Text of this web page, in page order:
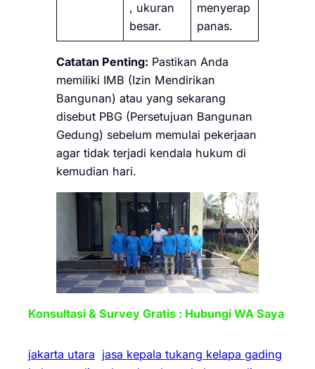
, ukuran
besar.
menyerap
panas.
Catatan Penting: Pastikan Anda
memiliki IMB (Izin Mendirikan
Bangunan) atau yang sekarang
disebut PBG (Persetujuan Bangunan
Gedung) sebelum memulai pekerjaan
agar tidak terjadi kendala hukum di
kemudian hari.
Konsultasi & Survey Gratis : Hubungi WA Saya
jakarta utara jasa kepala tukang kelapa gading